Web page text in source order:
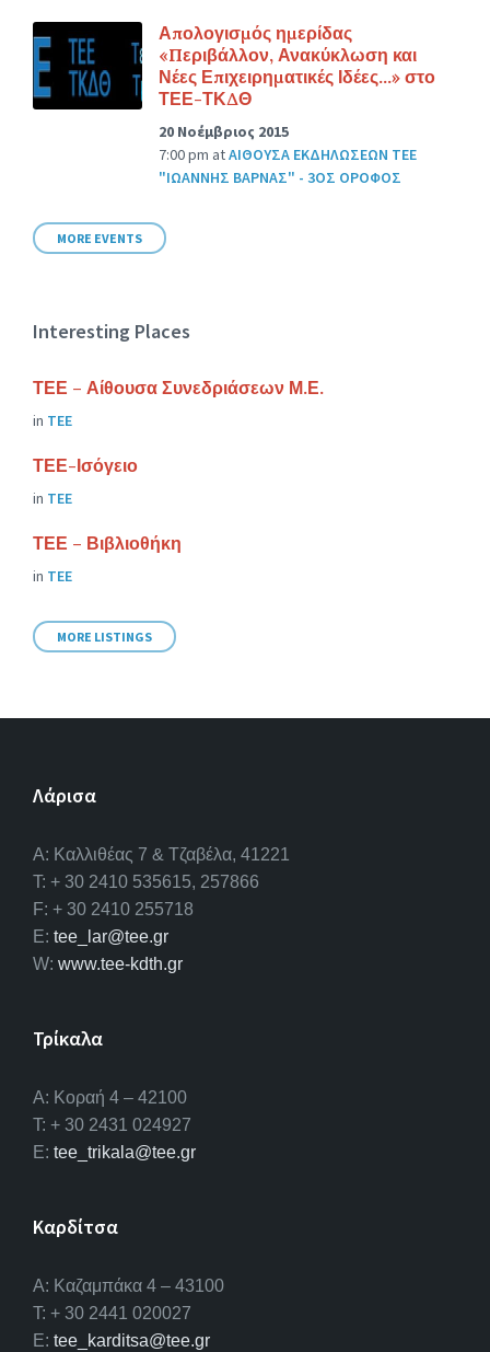
Απολογισμός ημερίδας
«Περιβάλλον, Ανακύκλωση και
Νέες Επιχειρηματικές Ιδέες…» στο
ΤΕΕ-ΤΚΔΘ
20 Νοέμβριος 2015
7:00 pm atΑΙΘΟΥΣΑ ΕΚΔΗΛΩΣΕΩΝ ΤΕΕ
"ΙΩΑΝΝΗΣ ΒΑΡΝΑΣ" - 3ΟΣ ΟΡΟΦΟΣ
MORE EVENTS
Interesting Places
ΤΕΕ – Αίθουσα Συνεδριάσεων Μ.Ε.
in ΤΕΕ
ΤΕΕ-Ισόγειο
in ΤΕΕ
ΤΕΕ – Βιβλιοθήκη
in ΤΕΕ
MORE LISTINGS
Λάρισα
A: Καλλιθέας 7 & Τζαβέλα, 41221
T: + 30 2410 535615, 257866
F: + 30 2410 255718
E: tee_lar@tee.gr
W: www.tee-kdth.gr
Τρίκαλα
Α: Κοραή 4 – 42100
T: + 30 2431 024927
E: tee_trikala@tee.gr
Καρδίτσα
Α: Καζαμπάκα 4 – 43100
T: + 30 2441 020027
E: tee_karditsa@tee.gr